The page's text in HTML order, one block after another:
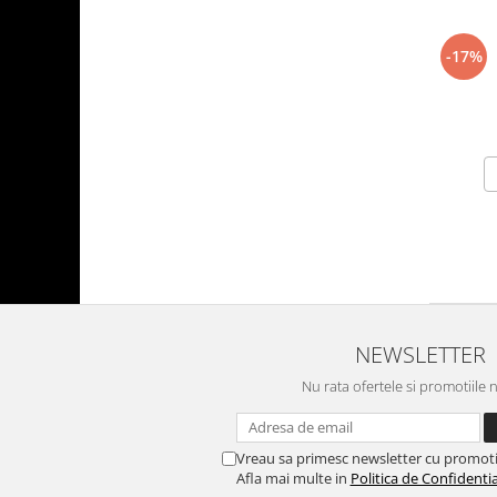
-17%
NEWSLETTER
Nu rata ofertele si promotiile
Vreau sa primesc newsletter cu
Afla mai multe in Politica de